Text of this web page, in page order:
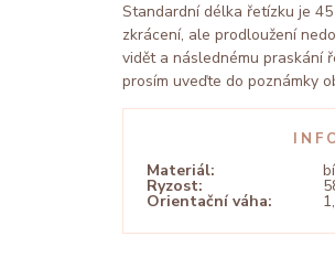
Standardní délka řetízku je
zkrácení, ale prodloužení
vidět a následnému praskání
prosím uveďte do poznámky
Materiál:
Ryzost:
Orientační váha: